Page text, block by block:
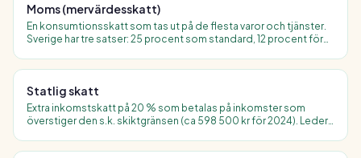
Moms (mervärdesskatt)
En konsumtionsskatt som tas ut på de flesta varor och tjänster.
Sverige har tre satser: 25 procent som standard, 12 procent för
Statlig skatt
Extra inkomstskatt på 20 % som betalas på inkomster som
överstiger den s.k. skiktgränsen (ca 598 500 kr för 2024). Leder